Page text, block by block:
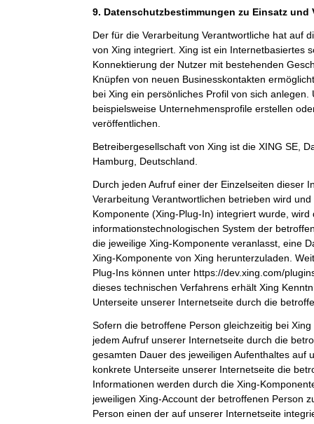
9. Datenschutzbestimmungen zu Einsatz und
Der für die Verarbeitung Verantwortliche hat auf
von Xing integriert. Xing ist ein Internetbasiertes
Konnektierung der Nutzer mit bestehenden
Knüpfen von neuen Businesskontakten
bei Xing ein persönliches Profil von sich anlegen.
beispielsweise Unternehmensprofile erstellen
veröffentlichen.
Betreibergesellschaft von Xing ist die XING SE,
Hamburg, Deutschland.
Durch jeden Aufruf einer der Einzelseiten dieser
Verarbeitung Verantwortlichen betrieben wird
Komponente (Xing-Plug-In) integriert wurde,
informationstechnologischen System der
die jeweilige Xing-Komponente veranlasst, eine
Xing-Komponente von Xing herunterzuladen.
Plug-Ins können unter https://dev.xing.com/
dieses technischen Verfahrens erhält Xing
Unterseite unserer Internetseite durch die
Sofern die betroffene Person gleichzeitig bei
jedem Aufruf unserer Internetseite durch die
gesamten Dauer des jeweiligen Aufenthaltes auf
konkrete Unterseite unserer Internetseite die
Informationen werden durch die Xing-
jeweiligen Xing-Account der betroffenen Person
Person einen der auf unserer Internetseite